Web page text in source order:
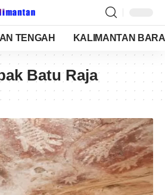
TENGAH KALIMANTAN
Batu Raja